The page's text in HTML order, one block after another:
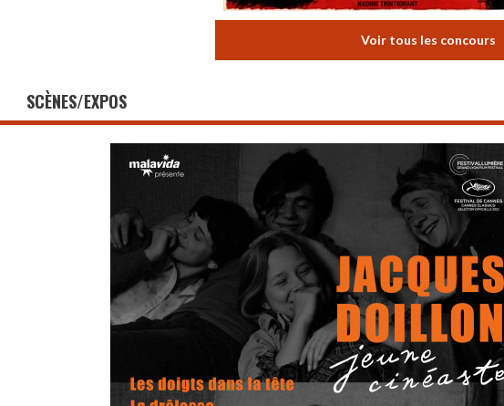
Voir tous les concours
SCÈNES/EXPOS